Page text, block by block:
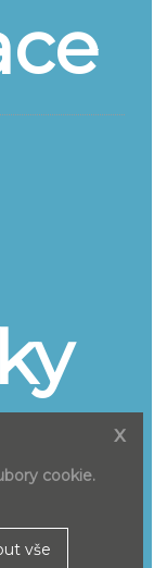
x
cookie.
vše